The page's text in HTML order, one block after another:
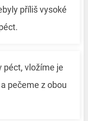
příliš vysoké
péct, vložíme je
pečeme z obou